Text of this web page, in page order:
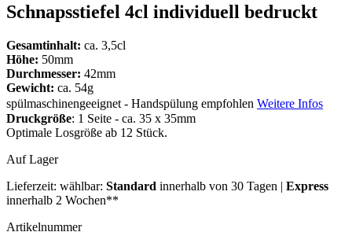
Schnapsstiefel 4cl individuell bedruckt
Gesamtinhalt: ca. 3,5cl
Höhe: 50mm
Durchmesser: 42mm
Gewicht: ca. 54g
spülmaschinengeeignet - Handspülung empfohlen Weitere Infos
Druckgröße: 1 Seite - ca. 35 x 35mm
Optimale Losgröße ab 12 Stück.
Auf Lager
Lieferzeit: wählbar: Standard innerhalb von 30 Tagen | Express
innerhalb 2 Wochen**
Artikelnummer